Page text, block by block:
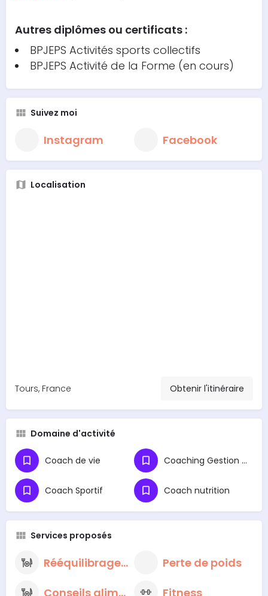
Autres diplômes ou certificats :
BPJEPS Activités sports collectifs
BPJEPS Activité de la Forme (en cours)
Suivez moi
Instagram Facebook
Localisation
Tours, France Obtenir l'itinéraire
Domaine d'activité
Coach de vie Coaching Gestion du Stress et Préparation Mentale
Coach Sportif Coach nutrition
Services proposés
Rééquilibrage alimentaire
Perte de poids
Conseils alimentaires nutritionnels
Fitness